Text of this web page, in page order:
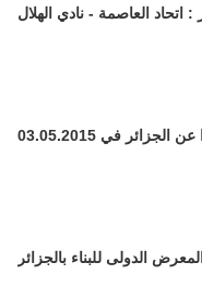
اتحاد العاصمة - نادي الهلال
الجزائر في 03.05.2015
الدولى للبناء بالجزائر